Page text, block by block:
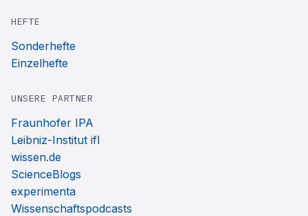
HEFTE
Sonderhefte
Einzelhefte
UNSERE PARTNER
Fraunhofer IPA
Leibniz-Institut ifl
wissen.de
ScienceBlogs
experimenta
Wissenschaftspodcasts